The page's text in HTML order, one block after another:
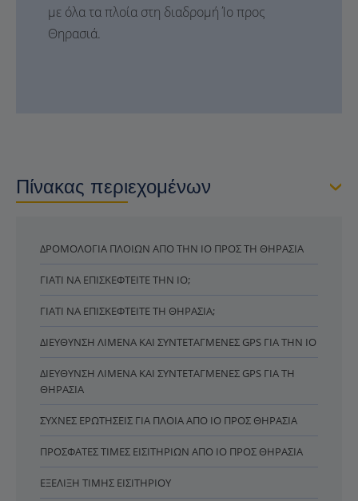
με όλα τα πλοία στη διαδρομή Ίο προς
Θηρασιά.
Πίνακας περιεχομένων
ΔΡΟΜΟΛΌΓΙΑ ΠΛΟΊΩΝ ΑΠΌ ΤΗΝ ΊΟ ΠΡΟΣ ΤΗ ΘΗΡΑΣΙΆ
ΓΙΑΤΊ ΝΑ ΕΠΙΣΚΕΦΤΕΊΤΕ ΤΗΝ ΊΟ;
ΓΙΑΤΊ ΝΑ ΕΠΙΣΚΕΦΤΕΊΤΕ ΤΗ ΘΗΡΑΣΙΆ;
ΔΙΕΎΘΥΝΣΗ ΛΙΜΈΝΑ ΚΑΙ ΣΥΝΤΕΤΑΓΜΈΝΕΣ GPS ΓΙΑ ΤΗΝ ΊΟ
ΔΙΕΎΘΥΝΣΗ ΛΙΜΈΝΑ ΚΑΙ ΣΥΝΤΕΤΑΓΜΈΝΕΣ GPS ΓΙΑ ΤΗ
ΘΗΡΑΣΙΆ
ΣΥΧΝΈΣ ΕΡΩΤΉΣΕΙΣ ΓΙΑ ΠΛΟΊΑ ΑΠΌ ΊΟ ΠΡΟΣ ΘΗΡΑΣΙΆ
ΠΡΌΣΦΑΤΕΣ ΤΙΜΈΣ ΕΙΣΙΤΗΡΊΩΝ ΑΠΌ ΊΟ ΠΡΟΣ ΘΗΡΑΣΙΆ
ΕΞΈΛΙΞΗ ΤΙΜΉΣ ΕΙΣΙΤΗΡΊΟΥ